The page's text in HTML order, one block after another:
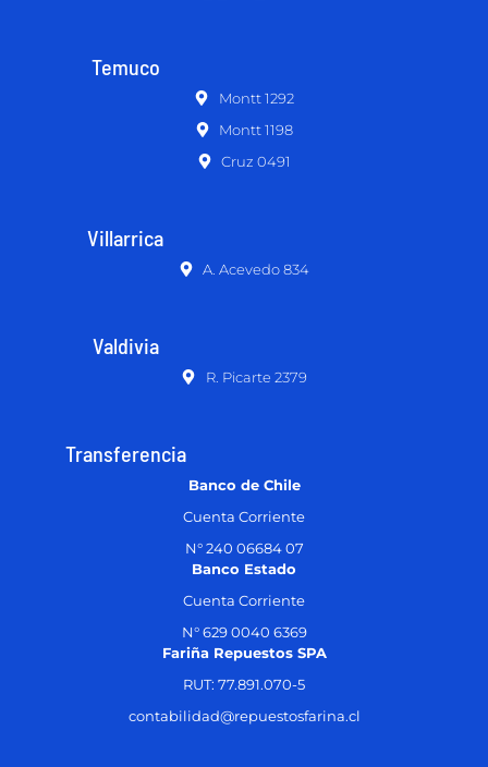
Temuco
Montt 1292
Montt 1198
Cruz 0491
Villarrica
A. Acevedo 834
Valdivia
R. Picarte 2379
Transferencia
Banco de Chile
Cuenta Corriente
N° 240 06684 07
Banco Estado
Cuenta Corriente
N° 629 0040 6369
Fariña Repuestos SPA
RUT: 77.891.070-5
contabilidad@repuestosfarina.cl